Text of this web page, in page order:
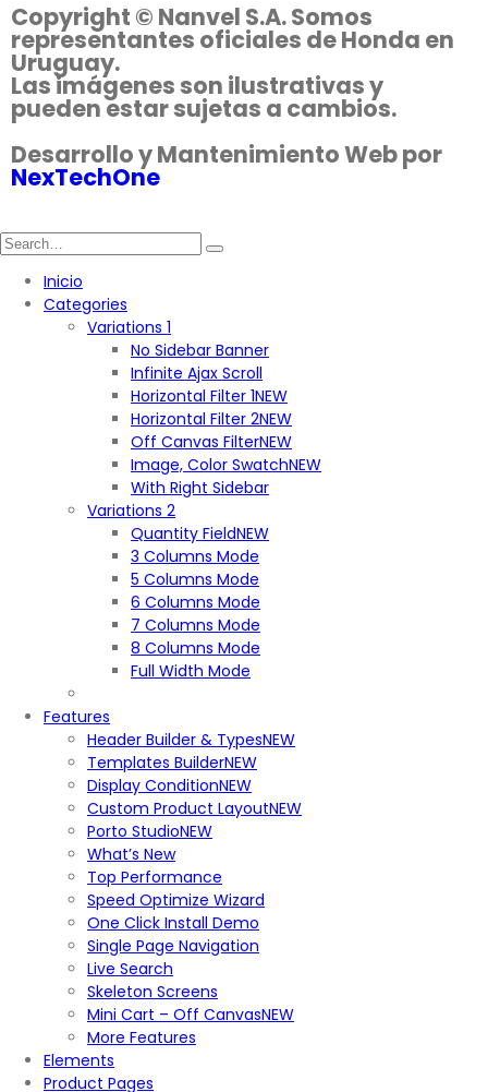
Copyright © Nanvel S.A. Somos
representantes oficiales de Honda en
Uruguay.
Las imágenes son ilustrativas y
pueden estar sujetas a cambios.
Desarrollo y Mantenimiento Web por
NexTechOne
Inicio
Categories
Variations 1
No Sidebar Banner
Infinite Ajax Scroll
Horizontal Filter 1NEW
Horizontal Filter 2NEW
Off Canvas FilterNEW
Image, Color SwatchNEW
With Right Sidebar
Variations 2
Quantity FieldNEW
3 Columns Mode
5 Columns Mode
6 Columns Mode
7 Columns Mode
8 Columns Mode
Full Width Mode
Features
Header Builder & TypesNEW
Templates BuilderNEW
Display ConditionNEW
Custom Product LayoutNEW
Porto StudioNEW
What’s New
Top Performance
Speed Optimize Wizard
One Click Install Demo
Single Page Navigation
Live Search
Skeleton Screens
Mini Cart – Off CanvasNEW
More Features
Elements
Product Pages